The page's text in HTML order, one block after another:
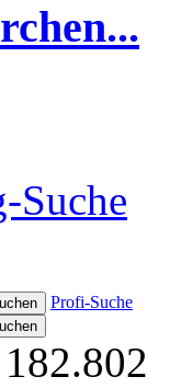
Suche
Profi-Suche
182.802